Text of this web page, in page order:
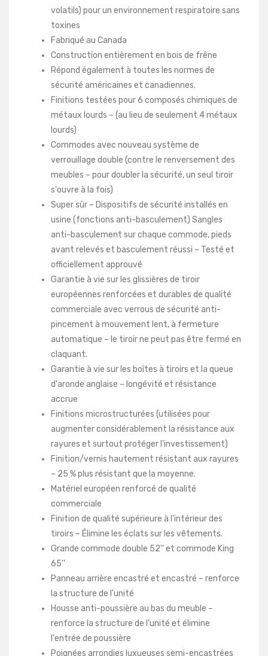
volatils) pour un environnement respiratoire sans
toxines
Fabriqué au Canada
Construction entièrement en bois de frêne
Répond également à toutes les normes de
sécurité américaines et canadiennes.
Finitions testées pour 6 composés chimiques de
métaux lourds – (au lieu de seulement 4 métaux
lourds)
Commodes avec nouveau système de
verrouillage double (contre le renversement des
meubles – pour doubler la sécurité, un seul tiroir
s'ouvre à la fois)
Super sûr – Dispositifs de sécurité installés en
usine (fonctions anti-basculement) Sangles
anti-basculement sur chaque commode, pieds
avant relevés et basculement réussi – Testé et
officiellement approuvé
Garantie à vie sur les glissières de tiroir
européennes renforcées et durables de qualité
commerciale avec verrous de sécurité anti-
pincement à mouvement lent, à fermeture
automatique – le tiroir ne peut pas être fermé en
claquant.
Garantie à vie sur les boîtes à tiroirs et la queue
d'aronde anglaise – longévité et résistance
accrue
Finitions microstructurées (utilisées pour
augmenter considérablement la résistance aux
rayures et surtout protéger l'investissement)
Finition/vernis hautement résistant aux rayures
– 25 % plus résistant que la moyenne.
Matériel européen renforcé de qualité
commerciale
Finition de qualité supérieure à l'intérieur des
tiroirs – Élimine les éclats sur les vêtements.
Grande commode double 52'' et commode King
65''
Panneau arrière encastré et encastré – renforce
la structure de l'unité
Housse anti-poussière au bas du meuble –
renforce la structure de l'unité et élimine
l'entrée de poussière
Poignées arrondies luxueuses semi-encastrées